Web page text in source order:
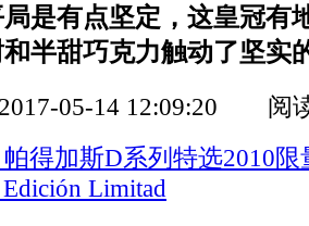
是有点坚定，这皇冠有
半甜巧克力触动了坚实
2017-05-14 12:09:20 阅